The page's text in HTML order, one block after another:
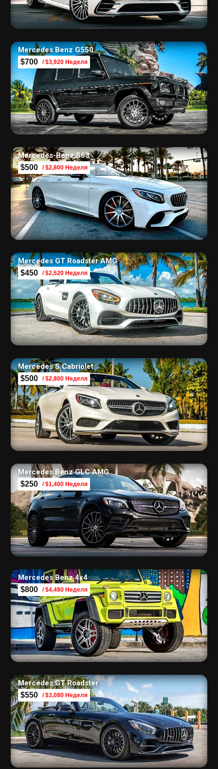
Mercedes Benz G550
$700 / $3,920 Неделя
Mercedes-Benz S63
$500 / $2,800 Неделя
Mercedes GT Roadster AMG
$450 / $2,520 Неделя
Mercedes S Cabriolet
$500 / $2,800 Неделя
Mercedes Benz GLC AMG
$250 / $1,400 Неделя
Mercedes Benz 4х4
$800 / $4,480 Неделя
Mercedes GT Roadster
$550 / $3,080 Неделя